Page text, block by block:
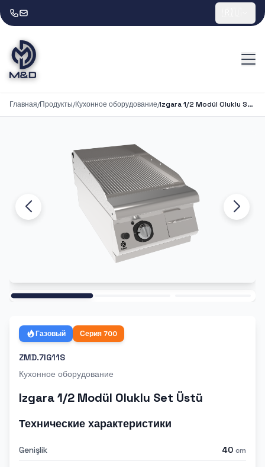
Главная/Продукты/Кухонное оборудование/ Izgara 1/2 Modül Oluklu Set Üstü
Газовый Серия700
ZMD.7IG11S
Кухонное оборудование
Izgara 1/2 Modül Oluklu Set Üstü
Технические характеристики
Genişlik 40 cm